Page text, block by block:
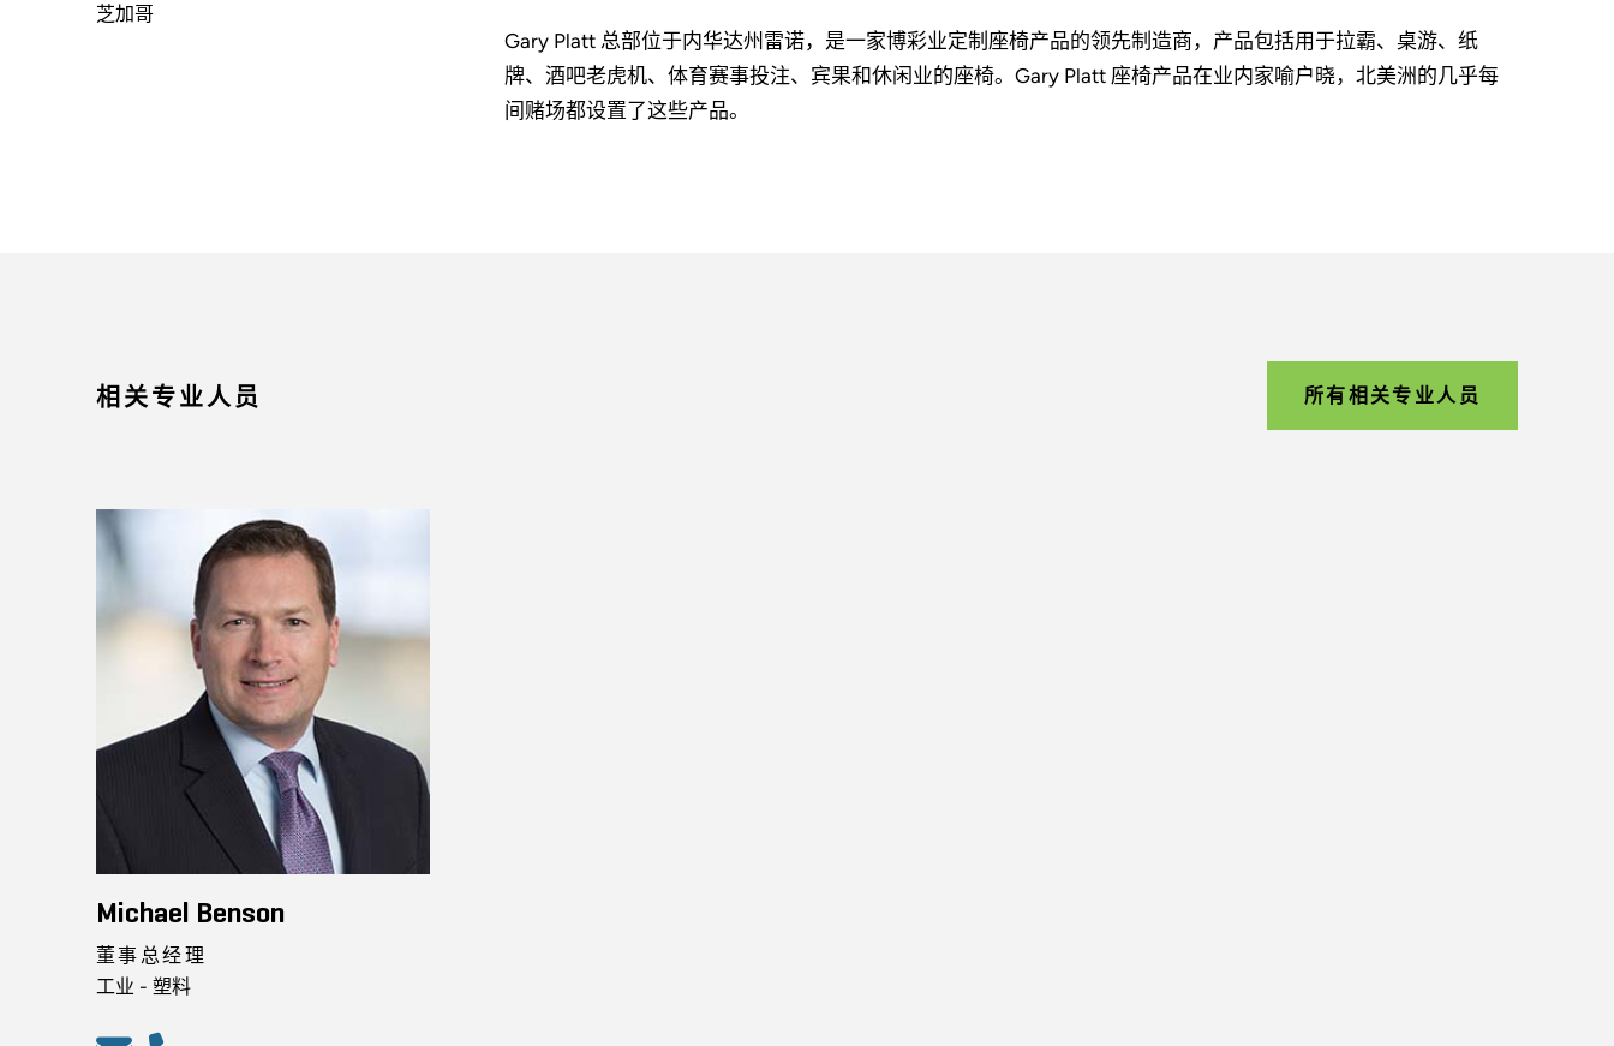
芝加哥
Gary Platt 总部位于内华达州雷诺，是一家博彩业定制座椅产品的领先制造商，产品包括用于拉霸、桌游、纸
牌、酒吧老虎机、体育赛事投注、宾果和休闲业的座椅。Gary Platt 座椅产品在业内家喻户晓，北美洲的几乎每
间赌场都设置了这些产品。
相关专业人员 所有相关专业人员
Michael Benson
董事总经理
工业 - 塑料